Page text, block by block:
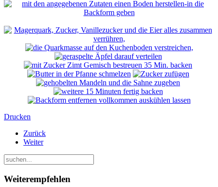
Drucken
Zurück
Weiter
Weiterempfehlen